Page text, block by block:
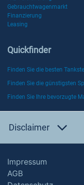
Gebrauchtwagenmarkt
Finanzierung
Leasing
Quickfinder
Finden Sie die besten
Finden Sie die günstigsten
Finden Sie Ihre bevorzugte
Disclaimer
Impressum
AGB